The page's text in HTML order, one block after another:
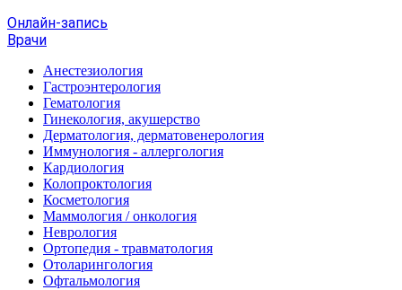
Онлайн-запись
Врачи
Анестезиология
Гастроэнтерология
Гематология
Гинекология, акушерство
Дерматология, дерматовенерология
Иммунология - аллергология
Кардиология
Колопроктология
Косметология
Маммология / онкология
Неврология
Ортопедия - травматология
Отоларингология
Офтальмология